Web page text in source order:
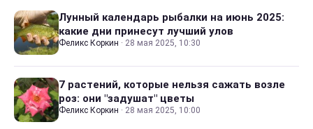
Лунный календарь рыбалки на июнь 2025:
какие дни принесут лучший улов
Феликс Коркин · 28 мая 2025, 10:30
7 растений, которые нельзя сажать возле
роз: они "задушат" цветы
Феликс Коркин · 28 мая 2025, 10:00